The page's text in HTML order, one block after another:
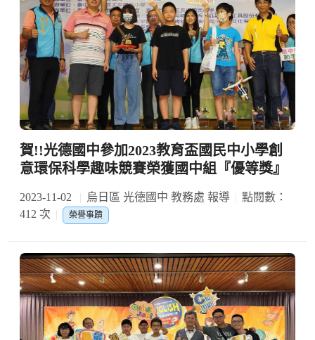
賀!!光德國中參加2023教育盃國民中小學創
意環保科學趣味競賽榮獲國中組『優等獎』
2023-11-02 烏日區 光德國中 教務處 報導
點閱數：
412 次
榮譽事蹟